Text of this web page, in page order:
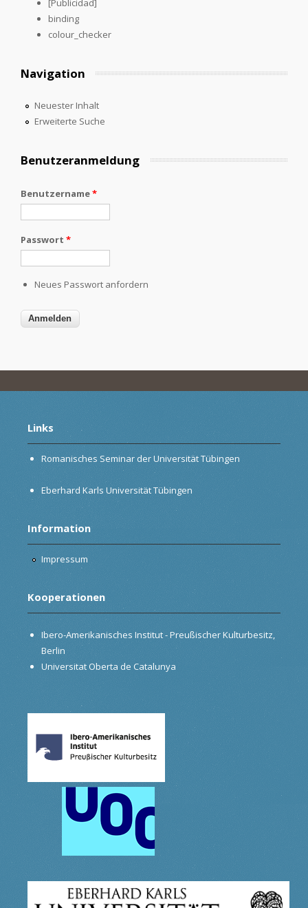
binding
colour_checker
Navigation
Neuester Inhalt
Erweiterte Suche
Benutzeranmeldung
Benutzername*
Passwort *
Neues Passwort anfordern
Links
Romanisches Seminar der Universität Tübingen
Eberhard Karls Universität Tübingen
Information
Impressum
Kooperationen
Ibero-Amerikanisches Institut - Preußischer Kulturbesitz,
Berlin
Universitat Oberta de Catalunya